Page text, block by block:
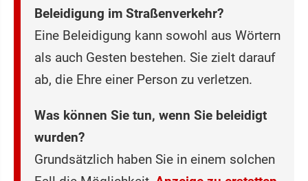
Beleidigung im Straßenverkehr?
Eine Beleidigung kann sowohl aus Wörtern
als auch Gesten bestehen. Sie zielt darauf
ab, die Ehre einer Person zu verletzen.
Was können Sie tun, wenn Sie beleidigt
wurden?
Grundsätzlich haben Sie in einem solchen